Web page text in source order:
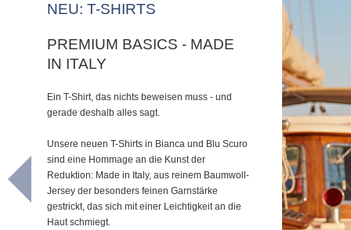
NEU: T-SHIRTS
PREMIUM BASICS - MADE
IN ITALY
Ein T-Shirt, das nichts beweisen muss - und
gerade deshalb alles sagt.
Unsere neuen T-Shirts in Bianca und Blu Scuro
sind eine Hommage an die Kunst der
Reduktion: Made in Italy, aus reinem Baumwoll-
Jersey der besonders feinen Garnstärke
gestrickt, das sich mit einer Leichtigkeit an die
Haut schmiegt.